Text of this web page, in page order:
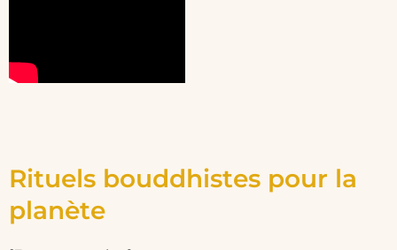
Rituels bouddhistes pour la
planète